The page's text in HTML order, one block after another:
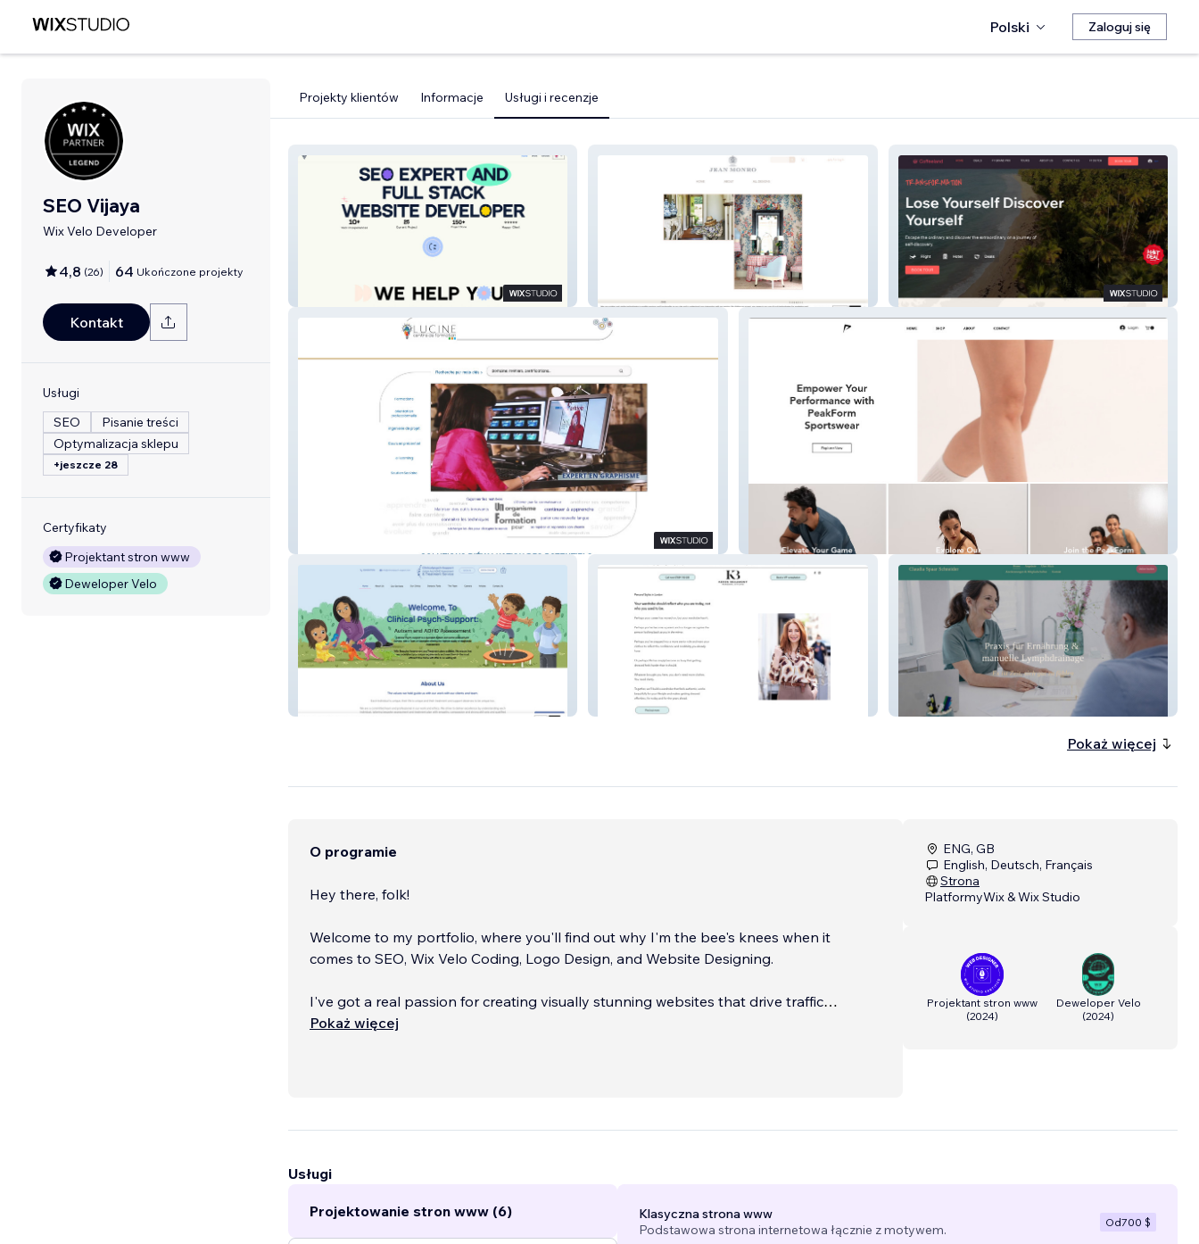
Polski Zaloguj się
SEO Vijaya
Wix Velo Developer
4,8 (26) 64 Ukończone projekty
Kontakt
Usługi
SEO
Pisanie treści
Optymalizacja sklepu
+jeszcze 28
Certyfikaty
Projektant stron www
Deweloper Velo
Projekty klientów Informacje Usługi i recenzje
My Portfolio Travel N Go
PeakForm
Clinicalpsychsupport Keren Beau Styling Praxis für Ernährung
Pokaż więcej
O programie
Hey there, folk!
Welcome to my portfolio, where you'll find out why I'm the bee's knees when it
comes to SEO, Wix Velo Coding, Logo Design, and Website Designing.
I've got a real passion for creating visually stunning websites that drive traffic
and make your online presence pop, and I do it all with tools like Adobe
Pokaż więcej
ENG, GB
English, Deutsch, Français
Strona
PlatformyWix & Wix Studio
Projektant stron www
(2024)
Deweloper Velo
(2024)
Usługi
Projektowanie stron www (6)
Klasyczna strona www
Podstawowa strona internetowa łącznie z motywem.
Od700 $